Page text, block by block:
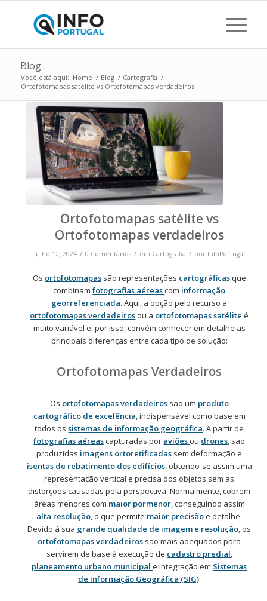
Blog
Você está aqui: Home / Blog / Cartografia /
Ortofotomapas satélite vs Ortofotomapas verdadeiros
Ortofotomapas satélite vs
Ortofotomapas verdadeiros
Julho 12, 2024 / 0 Comentários / em Cartografia / por InfoPortugal
Os ortofotomapassão representações cartográficasque
combinamfotografias aéreascom informação
georreferenciada. Aqui, a opção pelo recurso a
ortofotomapas verdadeiros ou a ortofotomapas satélite é
muito variável e, por isso, convém conhecer em detalhe as
principais diferenças entre cada tipo de solução:
Ortofotomapas Verdadeiros
Os ortofotomapas verdadeirossão um produto
cartográfico de excelência, indispensável como base em
todos ossistemas de informação geográfica. A partir de
fotografias aéreascapturadas por aviões ou drones, são
produzidas imagens ortoretificadas sem deformação e
isentas de rebatimento dos edifícios, obtendo-se assim uma
representação vertical e precisa dos objetos sem as
distorções causadas pela perspectiva. Normalmente, cobrem
áreas menores com maior pormenor, conseguindo assim
alta resolução, o que permite maior precisãoe detalhe.
Devido à sua grande qualidade de imagem e resolução, os
ortofotomapas verdadeiros são mais adequados para
servirem de base à execução de cadastro predial,
planeamento urbano municipale integração em Sistemas
de Informação Geográfica (SIG).